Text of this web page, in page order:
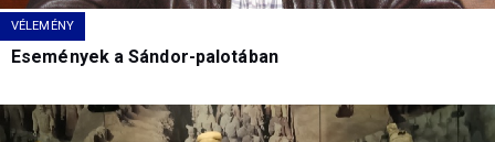
VÉLEMÉNY
Események a Sándor-palotában